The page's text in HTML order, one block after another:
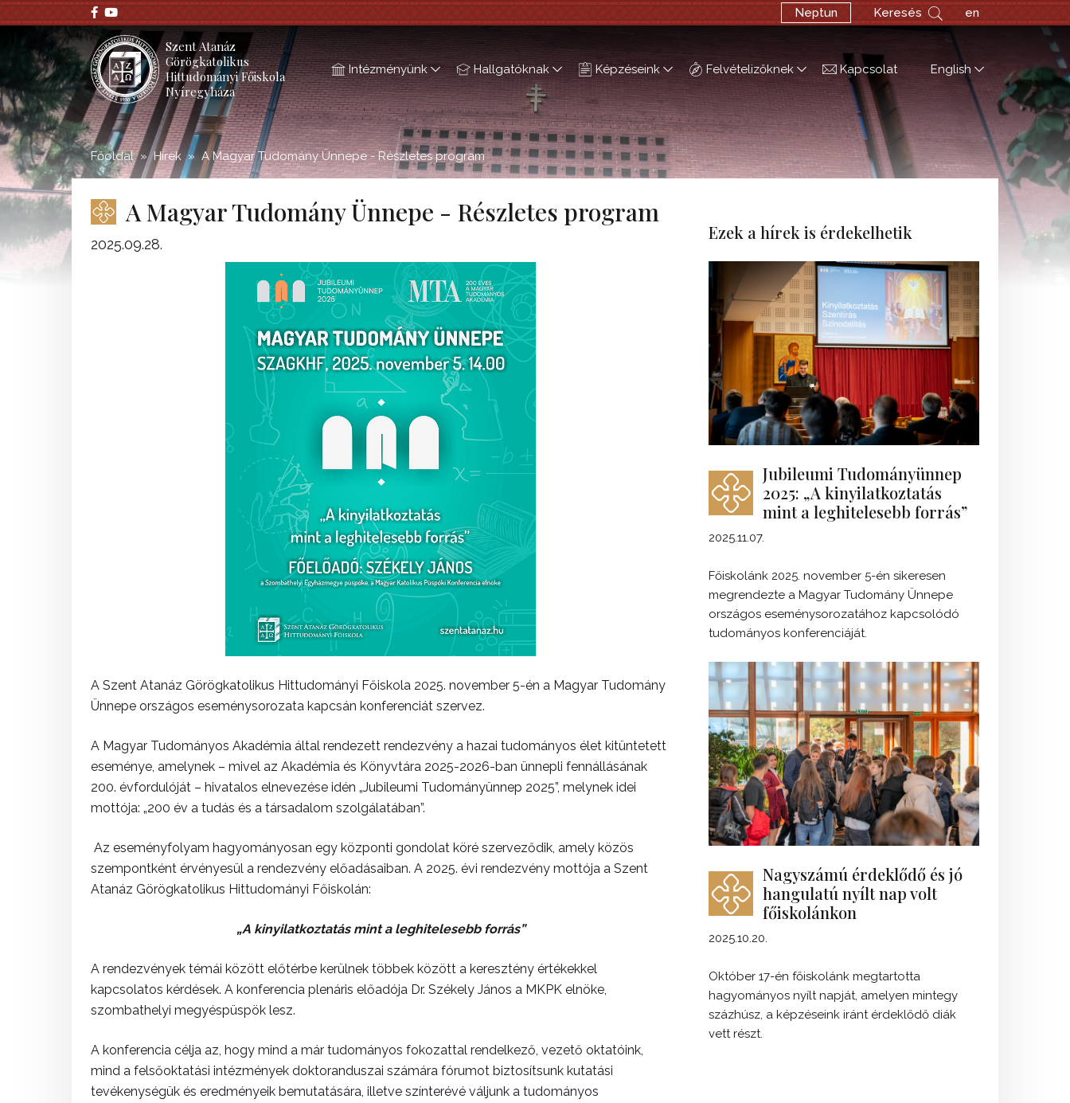
; Neptun Keresés en
Szent Atanáz
Görögkatolikus
Hittudományi Főiskola
Nyíregyháza
Intézményünk Hallgatóknak Képzéseink Felvételizőknek Kapcsolat English
Főoldal Hírek A Magyar Tudomány Ünnepe - Részletes program
A Magyar Tudomány Ünnepe - Részletes program
2025.09.28.
A Szent Atanáz Görögkatolikus Hittudományi Főiskola 2025. november 5-én a Magyar Tudomány
Ünnepe országos eseménysorozata kapcsán konferenciát szervez.
A Magyar Tudományos Akadémia által rendezett rendezvény a hazai tudományos élet kitüntetett
eseménye, amelynek – mivel az Akadémia és Könyvtára 2025-2026-ban ünnepli fennállásának
200. évfordulóját – hivatalos elnevezése idén „Jubileumi Tudományünnep 2025”, melynek idei
mottója: „200 év a tudás és a társadalom szolgálatában”.
Az eseményfolyam hagyományosan egy központi gondolat köré szerveződik, amely közös
szempontként érvényesül a rendezvény előadásaiban. A 2025. évi rendezvény mottója a Szent
Atanáz Görögkatolikus Hittudományi Főiskolán:
„A kinyilatkoztatás mint a leghitelesebb forrás”
A rendezvények témái között előtérbe kerülnek többek között a keresztény értékekkel
kapcsolatos kérdések. A konferencia plenáris előadója Dr. Székely János a MKPK elnöke,
szombathelyi megyéspüspök lesz.
A konferencia célja az, hogy mind a már tudományos fokozattal rendelkező, vezető oktatóink,
mind a felsőoktatási intézmények doktoranduszai számára fórumot biztosítsunk kutatási
tevékenységük és eredményeik bemutatására, illetve színterévé váljunk a tudományos
Ezek a hírek is érdekelhetik
Jubileumi Tudományünnep
2025: „A kinyilatkoztatás
mint a leghitelesebb forrás”
2025.11.07.
Főiskolánk 2025. november 5-én sikeresen
megrendezte a Magyar Tudomány Ünnepe
országos eseménysorozatához kapcsolódó
tudományos konferenciáját.
Nagyszámú érdeklődő és jó
hangulatú nyílt nap volt
főiskolánkon
2025.10.20.
Október 17-én főiskolánk megtartotta
hagyományos nyílt napját, amelyen mintegy
százhúsz, a képzéseink iránt érdeklődő diák
vett részt.